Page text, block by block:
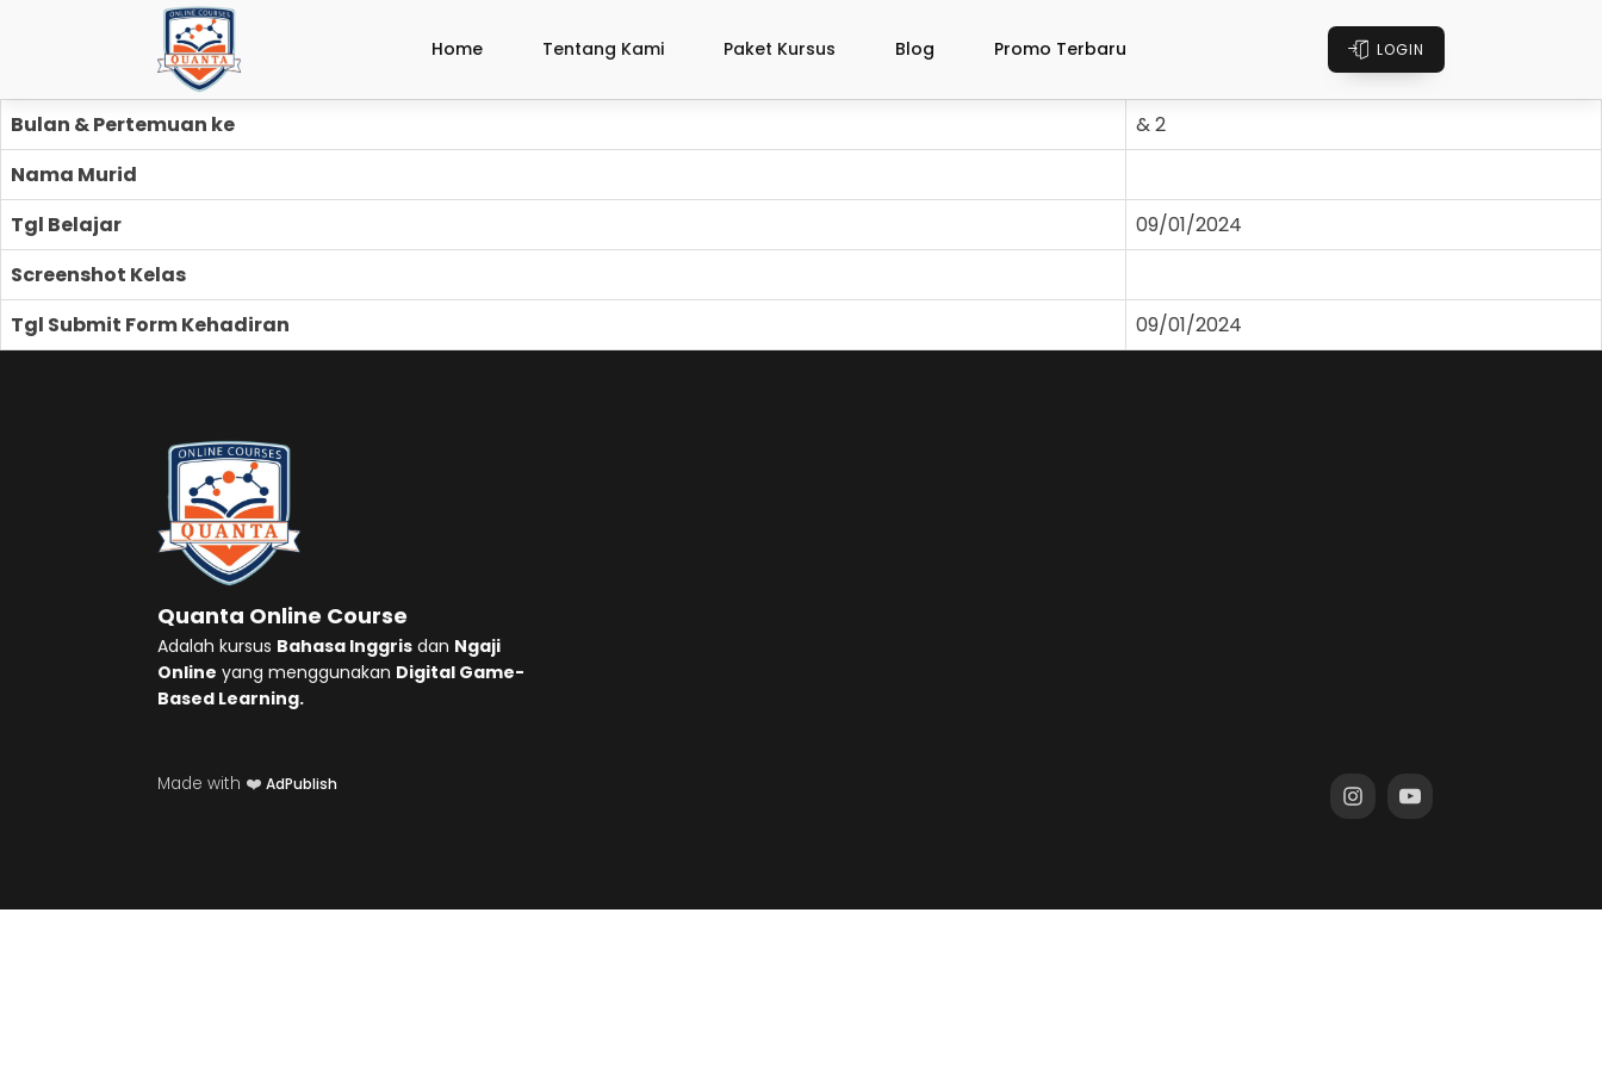
Home Tentang Kami Paket Kursus Blog Promo Terbaru LOGIN
Bulan & Pertemuan ke
& 2
Nama Murid
Tgl Belajar
09/01/2024
Screenshot Kelas
Tgl Submit Form Kehadiran
09/01/2024
Quanta Online Course
Adalah kursus Bahasa Inggris dan Ngaji
Online yang menggunakan Digital Game-
Based Learning.
Made with ❤️ AdPublish